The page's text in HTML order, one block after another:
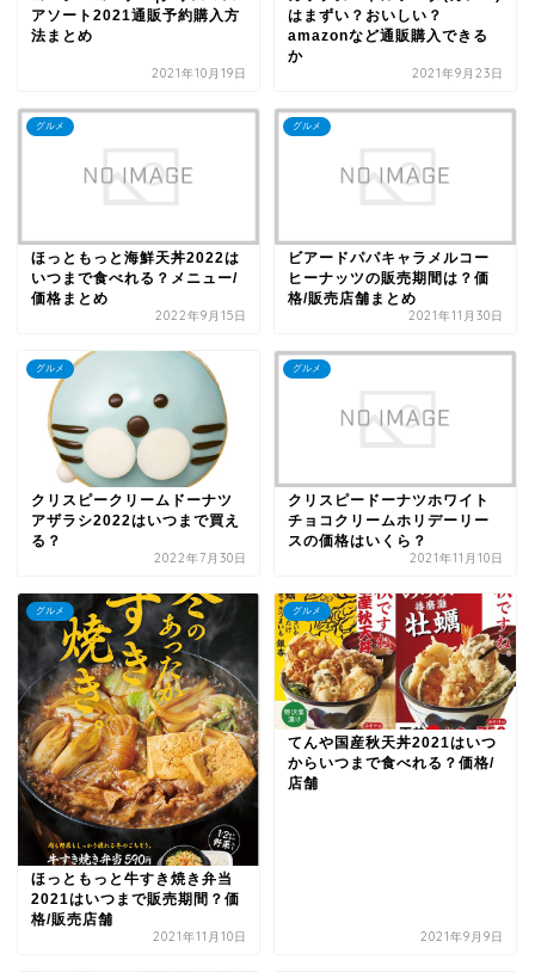
アソート2021通販予約購入方
法まとめ
2021年10月19日
はまずい？おいしい？
amazonなど通販購入できる
か
2021年9月23日
グルメ
ほっともっと海鮮天丼2022は
いつまで食べれる？メニュー/
価格まとめ
2022年9月15日
グルメ
ビアードパパキャラメルコー
ヒーナッツの販売期間は？価
格/販売店舗まとめ
2021年11月30日
グルメ
クリスピークリームドーナツ
アザラシ2022はいつまで買え
る？
2022年7月30日
グルメ
クリスピードーナツホワイト
チョコクリームホリデーリー
スの価格はいくら？
2021年11月10日
グルメ
ほっともっと牛すき焼き弁当
2021はいつまで販売期間？価
格/販売店舗
2021年11月10日
グルメ
てんや国産秋天丼2021はいつ
からいつまで食べれる？価格/
店舗
2021年9月9日